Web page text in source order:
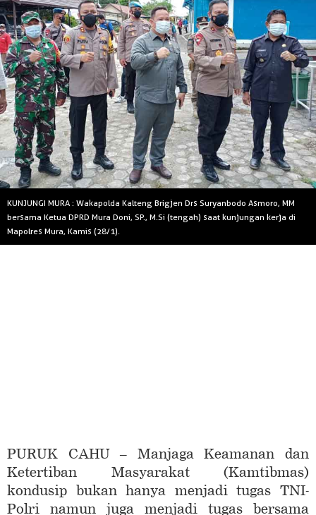
KUNJUNGI MURA : Wakapolda Kalteng Brigjen Drs Suryanbodo Asmoro, MM
bersama Ketua DPRD Mura Doni, SP., M.Si (tengah) saat kunjungan kerja di
Mapolres Mura, Kamis (28/1).
PURUK CAHU – Manjaga Keamanan dan
Ketertiban Masyarakat (Kamtibmas)
kondusip bukan hanya menjadi tugas TNI-
Polri namun juga menjadi tugas bersama